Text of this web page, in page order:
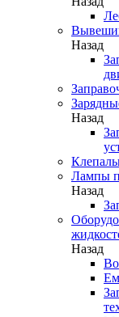
Назад
Назад
Лампы
Назад
Назад